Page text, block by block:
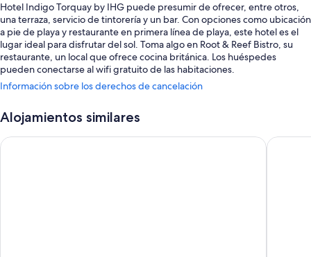
Hotel Indigo Torquay by IHG puede presumir de ofrecer, entre otros,
una terraza, servicio de tintorería y un bar. Con opciones como ubicación
a pie de playa y restaurante en primera línea de playa, este hotel es el
lugar ideal para disfrutar del sol. Toma algo en Root & Reef Bistro, su
restaurante, un local que ofrece cocina británica. Los huéspedes
pueden conectarse al wifi gratuito de las habitaciones.
También hay otros servicios, como:
Desayuno bufé (de pago), aparcamiento (de pago) y un punto de
recarga para coches
Un dispensador de agua, portero o botones y un servicio de
Información sobre los derechos de cancelación
Alojamientos similares
The Imperial Torquay